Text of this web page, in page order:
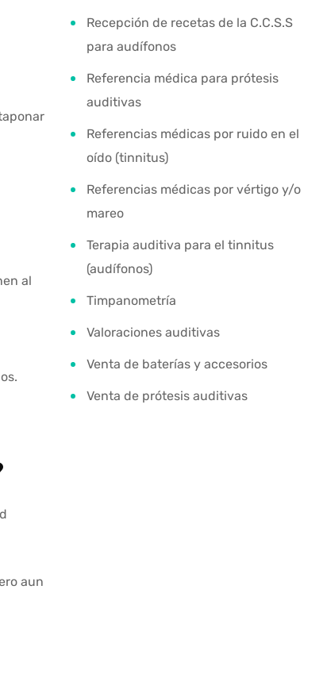
al
aun
Recepción de recetas de la C.C.S.S
para audífonos
Referencia médica para prótesis
auditivas
Referencias médicas por ruido en el
oído (tinnitus)
Referencias médicas por vértigo y/o
mareo
Terapia auditiva para el tinnitus
(audífonos)
Timpanometría
Valoraciones auditivas
Venta de baterías y accesorios
Venta de prótesis auditivas